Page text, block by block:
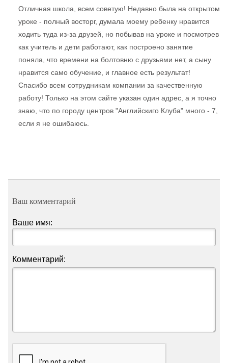
Отличная школа, всем советую! Недавно была на открытом
уроке - полный восторг, думала моему ребенку нравится
ходить туда из-за друзей, но побывав на уроке и посмотрев
как учитель и дети работают, как построено занятие
поняла, что времени на болтовню с друзьями нет, а сыну
нравится само обучение, и главное есть результат!
Спасибо всем сотрудникам компании за качественную
работу! Только на этом сайте указан один адрес, а я точно
знаю, что по городу центров "Английскиго Клуба" много - 7,
если я не ошибаюсь.
Ваш комментарий
Ваше имя:
Комментарий: